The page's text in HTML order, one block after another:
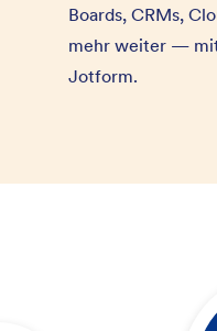
Boards, CRMs,
mehr weiter —
Jotform.